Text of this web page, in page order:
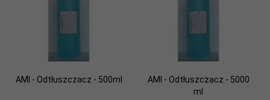
AMI - Odtłuszczacz - 500ml
AMI - Odtłuszczacz - 5000
ml